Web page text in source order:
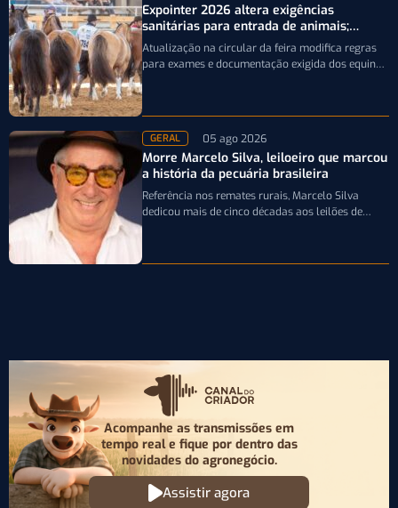
Expointer 2026 altera exigências
sanitárias para entrada de animais;
entenda
Atualização na circular da feira modifica regras
para exames e documentação exigida dos equinos
GERAL 05 ago 2026
Morre Marcelo Silva, leiloeiro que marcou
a história da pecuária brasileira
Referência nos remates rurais, Marcelo Silva
dedicou mais de cinco décadas aos leilões de
Acompanhe as transmissões em
tempo real e fique por dentro das
novidades do agronegócio.
Assistir agora